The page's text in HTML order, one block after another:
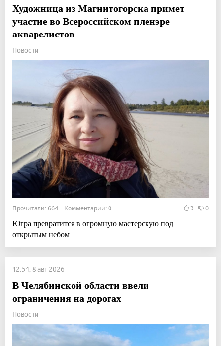
Художница из Магнитогорска примет
участие во Всероссийском пленэре
акварелистов
Новости
Прочитали: 664 Комментарии: 0 3 0
Югра превратится в огромную мастерскую под
открытым небом
12:51, 8 авг 2026
В Челябинской области ввели
ограничения на дорогах
Новости